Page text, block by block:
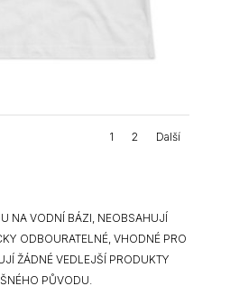
1 2 Další
NA VODNÍ BÁZI, NEOBSAHUJÍ
ODBOURATELNÉ, VHODNÉ PRO
ŽÁDNÉ VEDLEJŠÍ PRODUKTY
PŮVODU.